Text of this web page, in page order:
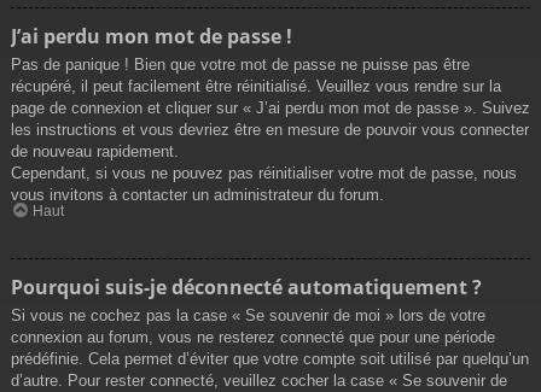
J’ai perdu mon mot de passe !
Pas de panique ! Bien que votre mot de passe ne puisse pas être
récupéré, il peut facilement être réinitialisé. Veuillez vous rendre sur la
page de connexion et cliquer sur « J’ai perdu mon mot de passe ». Suivez
les instructions et vous devriez être en mesure de pouvoir vous connecter
de nouveau rapidement.
Cependant, si vous ne pouvez pas réinitialiser votre mot de passe, nous
vous invitons à contacter un administrateur du forum.
Haut
Pourquoi suis-je déconnecté automatiquement ?
Si vous ne cochez pas la case « Se souvenir de moi » lors de votre
connexion au forum, vous ne resterez connecté que pour une période
prédéfinie. Cela permet d’éviter que votre compte soit utilisé par quelqu’un
d’autre. Pour rester connecté, veuillez cocher la case « Se souvenir de